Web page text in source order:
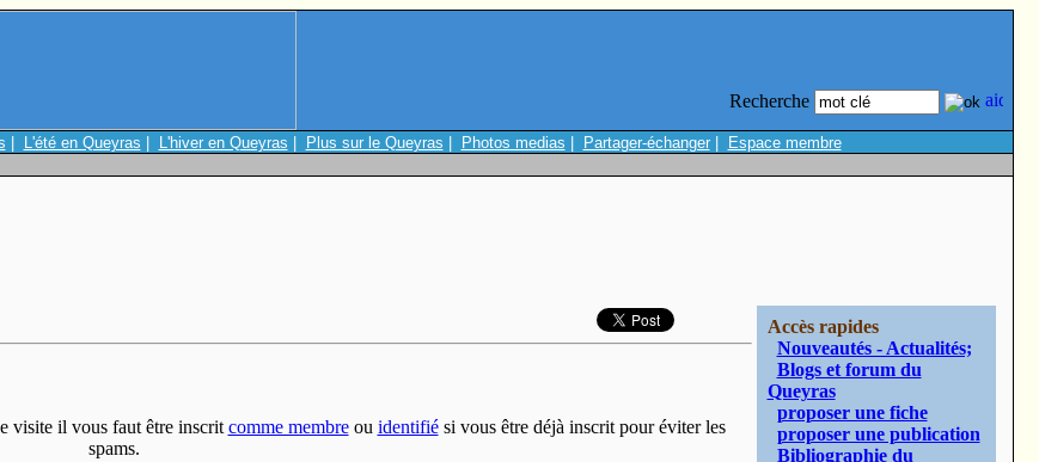
Recherche
L'été en Queyras L'hiver en Queyras Plus sur le Queyras Photos medias Partager-échanger| Espace membre
visite il vous faut être inscrit comme membreou identifiési vous être déjà inscrit pour éviter les
spams.
Accès rapides
Nouveautés - Actualités;
Blogs et forum du
Queyras
proposer une fiche
proposer une publication
Bibliographie du